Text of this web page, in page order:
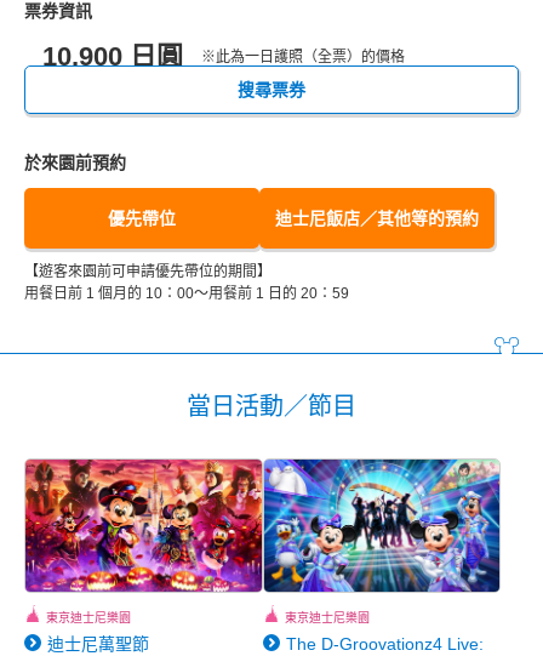
票券資訊
10,900 日圓 ※此為一日護照（全票）的價格
搜尋票券
於來園前預約
優先帶位 迪士尼飯店／其他等的預約
【遊客來園前可申請優先帶位的期間】
用餐日前 1 個月的 10：00～用餐前 1 日的 20：59
當日活動／節目
東京迪士尼樂園
迪士尼萬聖節
東京迪士尼樂園
The D-Groovationz4 Live: